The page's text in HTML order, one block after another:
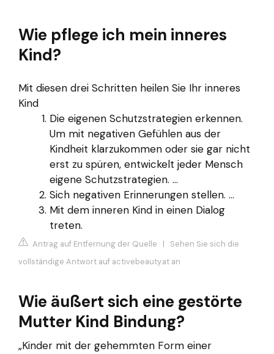
Wie pflege ich mein inneres
Kind?
Mit diesen drei Schritten heilen Sie Ihr inneres
Kind
Die eigenen Schutzstrategien erkennen.
Um mit negativen Gefühlen aus der
Kindheit klarzukommen oder sie gar nicht
erst zu spüren, entwickelt jeder Mensch
eigene Schutzstrategien. ...
Sich negativen Erinnerungen stellen. ...
Mit dem inneren Kind in einen Dialog
treten.
Antrag auf Entfernung der Quelle | Sehen Sie sich die
vollständige Antwort auf activebeauty.at an
Wie äußert sich eine gestörte
Mutter Kind Bindung?
„Kinder mit der gehemmten Form einer